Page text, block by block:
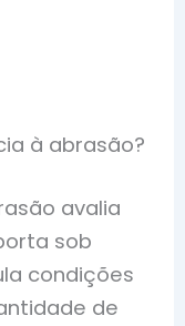
à abrasão?
avalia
sob
condições
de